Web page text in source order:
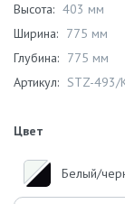
Высота: 403 мм
Ширина: 775 мм
Глубина: 775 мм
Артикул: STZ-493/
Цвет
Белый/